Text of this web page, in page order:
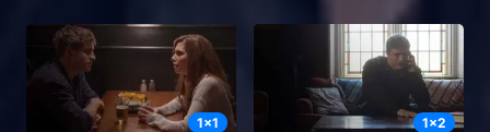
1x1 1x2